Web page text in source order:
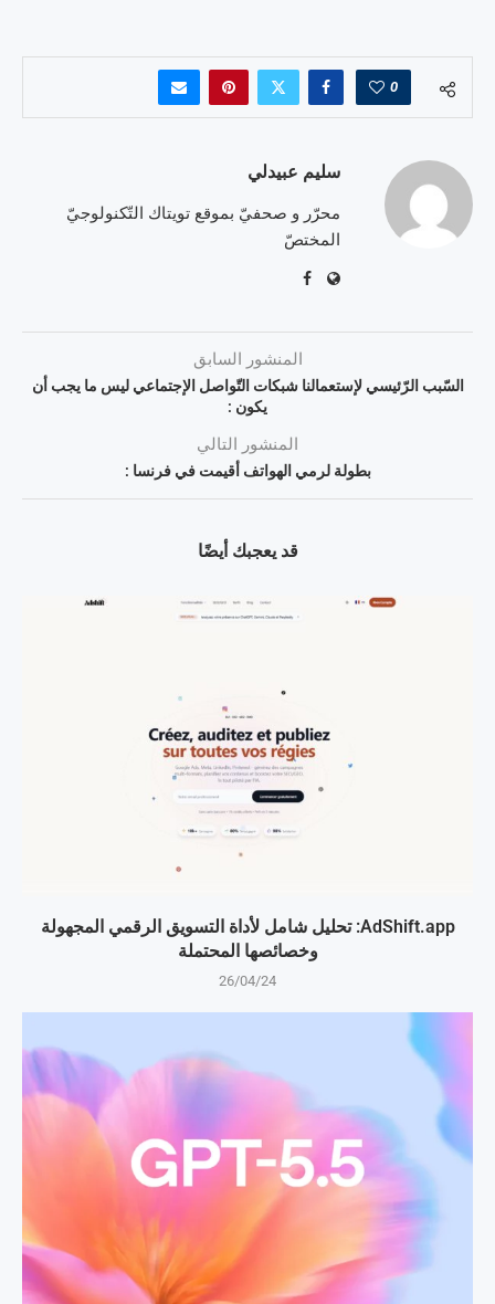
0
سليم عبيدلي
محرّر و صحفيّ بموقع تويتاك التّكنولوجيّ
المختصّ
المنشور السابق
السّبب الرّئيسي لإستعمالنا شبكات التّواصل الإجتماعي ليس ما يجب أن
يكون :
المنشور التالي
بطولة لرمي الهواتف أقيمت في فرنسا :
قد يعجبك أيضًا
AdShift.app: تحليل شامل لأداة التسويق الرقمي المجهولة
وخصائصها المحتملة
26/04/24